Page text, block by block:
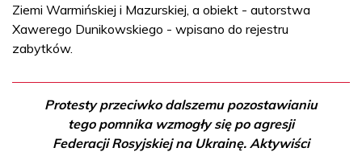
Ziemi Warmińskiej i Mazurskiej, a obiekt - autorstwa
Xawerego Dunikowskiego - wpisano do rejestru
zabytków.
Protesty przeciwko dalszemu pozostawianiu
tego pomnika wzmogły się po agresji
Federacji Rosyjskiej na Ukrainę. Aktywiści